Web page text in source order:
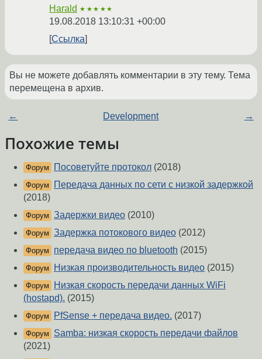
Harald ★★★★★
19.08.2018 13:10:31 +00:00
Ссылка
Вы не можете добавлять комментарии в эту тему. Тема
перемещена в архив.
← Development →
Похожие темы
Форум Посоветуйте протокол (2018)
Форум
Передача данных по сети с низкой задержкой
(2018)
Форум Задержки видео (2010)
Форум Задержка потокового видео (2012)
Форум передача видео по bluetooth (2015)
Форум Низкая производительность видео (2015)
Форум
Низкая скорость передачи данных WiFi
(hostapd). (2015)
Форум PfSense + передача видео. (2017)
Форум
Samba: низкая скорость передачи файлов
(2021)